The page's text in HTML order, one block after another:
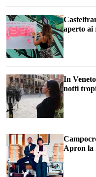
aperto ai
In
notti
Apron la